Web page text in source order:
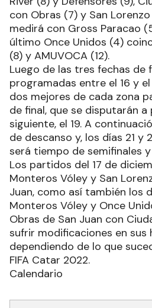
con Obras (7) y San Lorenzo
medirá con Gross Paracao
último Once Unidos (4)
(8) y AMUVOCA (12).
Luego de las tres fechas de
programadas entre el 16 y
dos mejores de cada zona
de final, que se disputarán
siguiente, el 19. A
de descanso y, los días 21 y
será tiempo de semifinales
Los partidos del 17 de
Monteros Vóley y San
Juan, como así también los
Monteros Vóley y Once
Obras de San Juan con
sufrir modificaciones en sus
dependiendo de lo que
FIFA Catar 2022.
Calendario